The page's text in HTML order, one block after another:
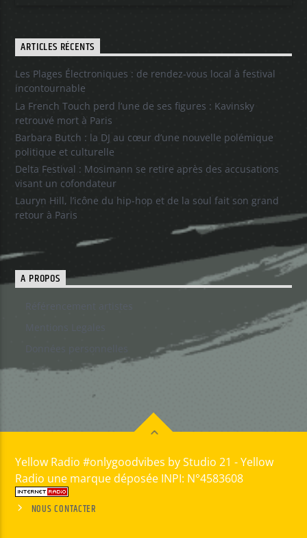
ARTICLES RÉCENTS
Les Plages Électroniques : de rendez-vous local à festival
incontournable
La French Touch perd l’une de ses figures : Kavinsky
retrouvé mort à Paris
Barbara Butch : la DJ au cœur d’une nouvelle polémique
politique et culturelle
Delta Festival : Mosimann se retire après des accusations
visant un cofondateur
Lauryn Hill, l’icône du hip-hop et de la soul fait son grand
retour à Paris
A PROPOS
Yellow Radio #onlygoodvibes by Studio 21 - Yellow
Radio une marque déposée INPI: N°4583608
NOUS CONTACTER